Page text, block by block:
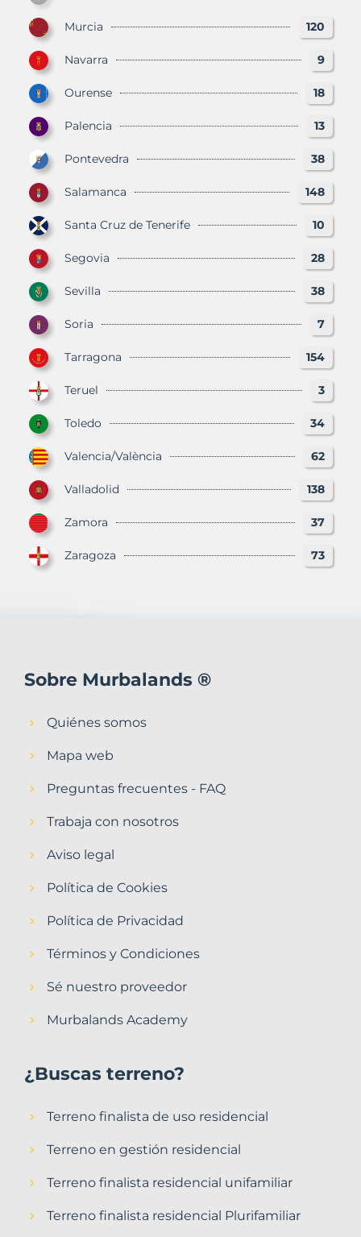
Murcia 120
Navarra 9
Ourense 18
Palencia 13
Pontevedra 38
Salamanca 148
Santa Cruz de Tenerife 10
Segovia 28
Sevilla 38
Soria 7
Tarragona 154
Teruel 3
Toledo 34
Valencia/València 62
Valladolid 138
Zamora 37
Zaragoza 73
Sobre Murbalands ®
Quiénes somos
Mapa web
Preguntas frecuentes - FAQ
Trabaja con nosotros
Aviso legal
Política de Cookies
Política de Privacidad
Términos y Condiciones
Sé nuestro proveedor
Murbalands Academy
¿Buscas terreno?
Terreno finalista de uso residencial
Terreno en gestión residencial
Terreno finalista residencial unifamiliar
Terreno finalista residencial Plurifamiliar